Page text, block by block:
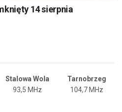
14 sierpnia
Stalowa Wola
Tarnobrzeg
93,5 MHz 104,7 MHz